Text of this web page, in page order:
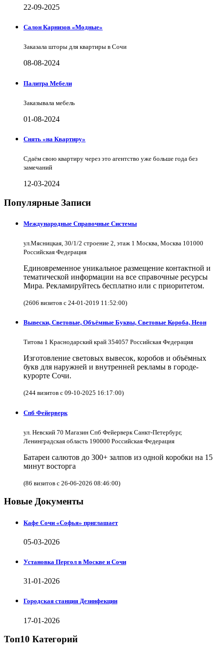
22-09-2025
Салон Карнизов «Модные»
Заказала шторы для квартиры в Сочи
08-08-2024
Палитра Мебели
Заказывала мебель
01-08-2024
Снять «на Квартиру»
Сдаём свою квартиру через это агентство уже больше года без
замечаний
12-03-2024
Популярные Записи
Международные Справочные Системы
ул.Мясницкая, 30/1/2 строение 2, этаж 1 Москва, Москва 101000
Российская Федерация
Единовременное уникальное размещение контактной и
тематической информации на все справочные ресурсы
Мира. Рекламируйтесь бесплатно или с приоритетом.
(2606 визитов с 24-01-2019 11:52:00)
Вывески, Световые, Объёмные Буквы, Световые Короба, Неон
Титова 1 Краснодарский край 354057 Российская Федерация
Изготовление световых вывесок, коробов и объёмных
букв для наружней и внутренней рекламы в городе-
курорте Сочи.
(244 визитов с 09-10-2025 16:17:00)
Спб Фейерверк
ул. Невский 70 Магазин Спб Фейерверк Санкт-Петербург,
Ленинградская область 190000 Российская Федерация
Батареи салютов до 300+ залпов из одной коробки на 15
минут восторга
(86 визитов с 26-06-2026 08:46:00)
Новые Документы
Кафе Сочи «Софья» приглашает
05-03-2026
Установка Пергол в Москве и Сочи
31-01-2026
Городская станция Дезинфекции
17-01-2026
Топ10 Категорий